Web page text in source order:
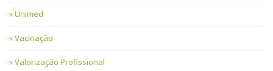
Unimed
Vacinação
Valorização Profissional